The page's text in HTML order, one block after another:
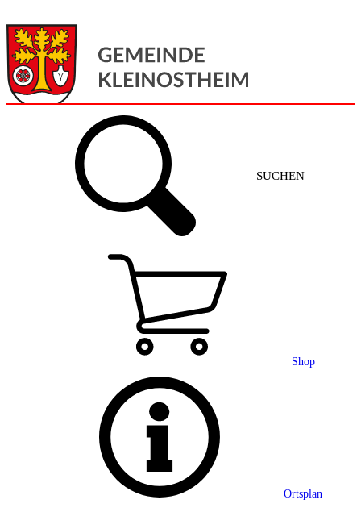
SUCHEN
Shop
Ortsplan
Gemeinde + Service
Grußwort
Ortsplan
Partnerschaft